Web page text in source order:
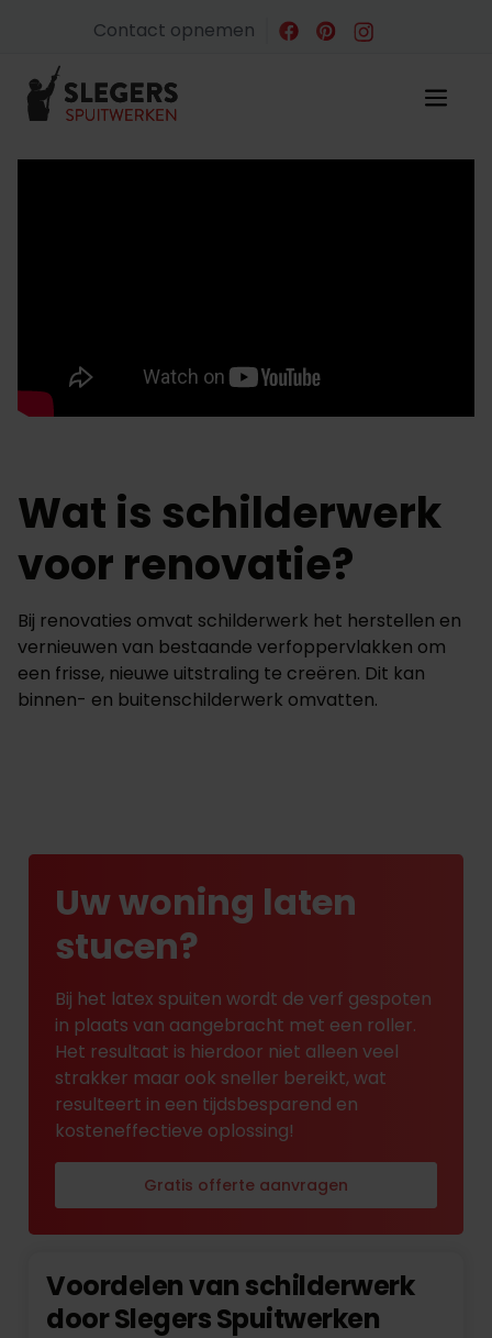
Contact opnemen
Wat is schilderwerk
voor renovatie?
Bij renovaties omvat schilderwerk het herstellen en
vernieuwen van bestaande verfoppervlakken om
een frisse, nieuwe uitstraling te creëren. Dit kan
binnen- en buitenschilderwerk omvatten.
Uw woning laten
stucen?
Bij het latex spuiten wordt de verf gespoten
in plaats van aangebracht met een roller.
Het resultaat is hierdoor niet alleen veel
strakker maar ook sneller bereikt, wat
resulteert in een tijdsbesparend en
kosteneffectieve oplossing!
Gratis offerte aanvragen
Voordelen van schilderwerk
door Slegers Spuitwerken